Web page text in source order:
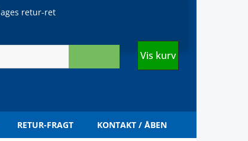
retur-ret
Vis kurv
RETUR-FRAGT KONTAKT / ÅBEN